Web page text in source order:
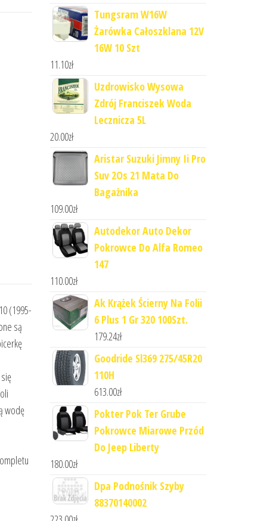
(1995-
są
wodę
Tungsram W16W
Żarówka Całoszklana 12V
16W 10 Szt
11.10zł
Uzdrowisko Wysowa
Zdrój Franciszek Woda
Lecznicza 5L
20.00zł
Aristar Suzuki Jimny Ii Pro
Suv 2Os 21 Mata Do
Bagażnika
109.00zł
Autodekor Auto Dekor
Pokrowce Do Alfa Romeo
147
110.00zł
Ak Krążek Ścierny Na Folii
6 Plus 1 Gr 320 100Szt.
179.24zł
Goodride Sl369 275/45R20
110H
613.00zł
Pokter Pok Ter Grube
Pokrowce Miarowe Przód
Do Jeep Liberty
180.00zł
Dpa Podnośnik Szyby
88370140002